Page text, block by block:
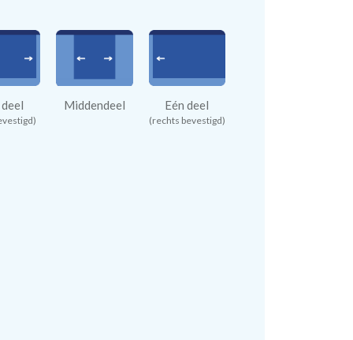
Middendeel Eén deel
(rechts bevestigd)